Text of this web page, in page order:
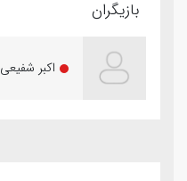
بازیگران
اکبر شفیعی